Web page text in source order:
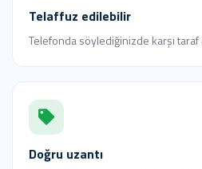
Telaffuz edilebilir
Telefonda söylediğinizde karşı
Doğru uzantı